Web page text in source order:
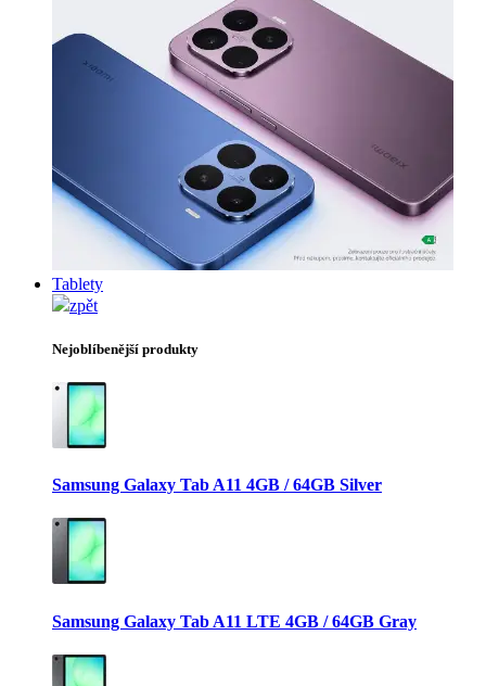
Tablety
zpět
Nejoblíbenější produkty
Samsung Galaxy Tab A11 4GB / 64GB Silver
Samsung Galaxy Tab A11 LTE 4GB / 64GB Gray